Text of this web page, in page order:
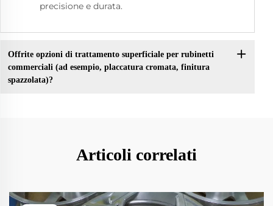
precisione e durata.
Offrite opzioni di trattamento superficiale per rubinetti
commerciali (ad esempio, placcatura cromata, finitura
spazzolata)?
Articoli correlati